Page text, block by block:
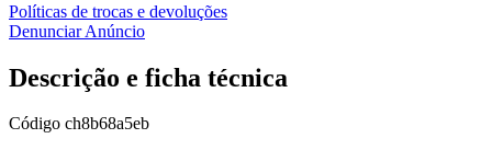
Políticas de trocas e devoluções
Denunciar Anúncio
Descrição e ficha técnica
Código ch8b68a5eb